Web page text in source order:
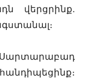
վերցրինք․
Սարտարաբադ